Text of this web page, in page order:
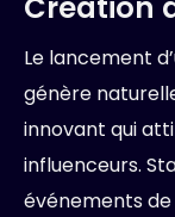
Création
Le lancement
génère
innovant qui
influenceurs.
événements